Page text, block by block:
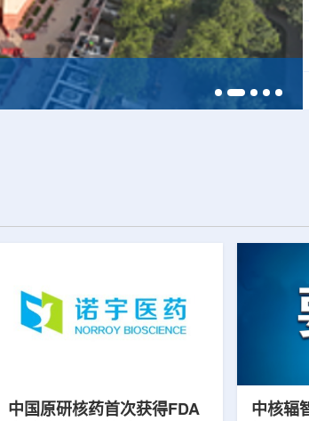
中国原研核药首次获得FDA
中核辐